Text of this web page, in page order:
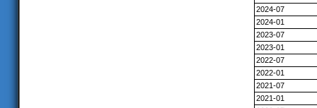
2024-07
2024-01
2023-07
2023-01
2022-07
2022-01
2021-07
2021-01